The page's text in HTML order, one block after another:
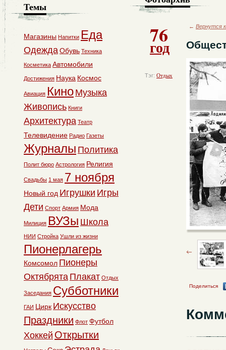
76
год
Тэг: Отдых
← Вернутся
Поделиться
Темы
Магазины Напитки Еда
ОдеждаОбувь Техника
Косметика Автомобили
Достижения Наука Космос
Авиация Кино Музыка
Живопись Книги
Архитектура Театр
Телевидение Радио Газеты
Журналы Политика
Полит бюро Астрология Религия
Свадьбы 1 мая 7 ноября
Новый год Игрушки Игры
Дети Спорт Армия Мода
Милиция ВУЗы Школа
НИИ Стройка Ушли из жизни
Пионерлагерь
Комсомол Пионеры
Октябрята Плакат Отдых
Заседания Субботники
ГАИ Цирк Искусство
Праздники Флот Футбол
Хоккей Открытки